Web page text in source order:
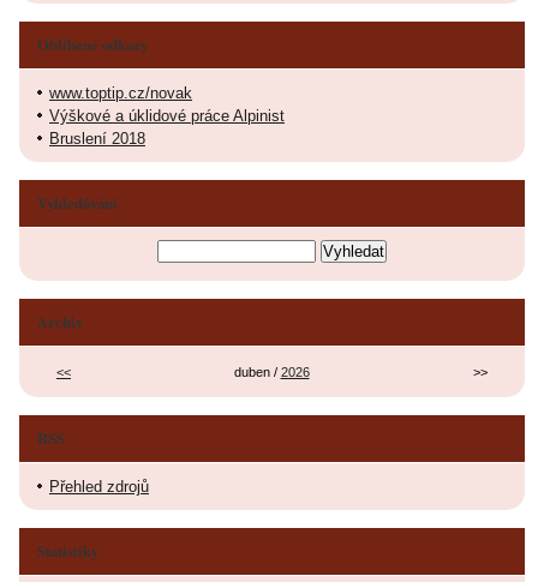
Oblíbené odkazy
www.toptip.cz/novak
Výškové a úklidové práce Alpinist
Bruslení 2018
Vyhledávání
Archiv
<< duben / 2026 >>
RSS
Přehled zdrojů
Statistiky